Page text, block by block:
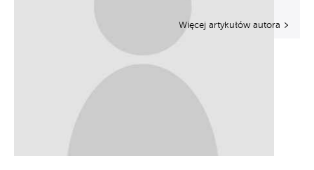
Więcej artykułów autora